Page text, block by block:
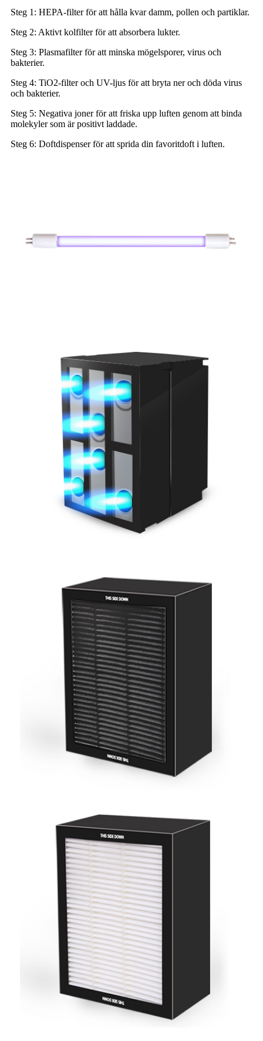
Steg 1: HEPA-filter för att hålla kvar damm, pollen och partiklar.
Steg 2: Aktivt kolfilter för att absorbera lukter.
Steg 3: Plasmafilter för att minska mögelsporer, virus och
bakterier.
Steg 4: TiO2-filter och UV-ljus för att bryta ner och döda virus
och bakterier.
Steg 5: Negativa joner för att friska upp luften genom att binda
molekyler som är positivt laddade.
Steg 6: Doftdispenser för att sprida din favoritdoft i luften.